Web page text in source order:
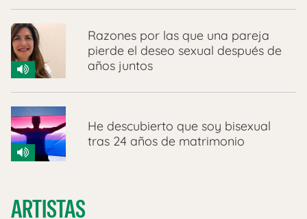
Razones por las que una pareja
pierde el deseo sexual después de
años juntos
He descubierto que soy bisexual
tras 24 años de matrimonio
ARTISTAS